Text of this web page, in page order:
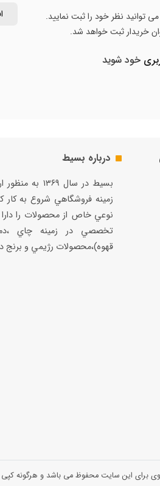
توانید نظر خود را ثبت نمایید.
خریدار ثبت خواهد شد.
خود شوید
درباره بسیط
بسيط در سال
زمينه فروشگاهي شروع به كار
نوعي خاص از محصولات را
تخصصي در زمينه چاي
قهوه)،محصولات رژيمي و
برای این سایت محفوظ می باشد و هرگونه